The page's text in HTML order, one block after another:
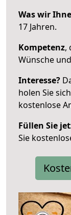
Was wir
17 Jahren.
Kompetenz,
Wünsche
Interesse?
holen Sie
kostenlose
Füllen Sie
Sie